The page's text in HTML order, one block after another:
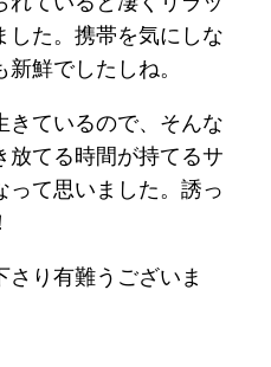
した。携帯を気にしな
鮮でしたしね。
きているので、そんな
放てる時間が持てるサ
って思いました。誘っ
り有難うございま